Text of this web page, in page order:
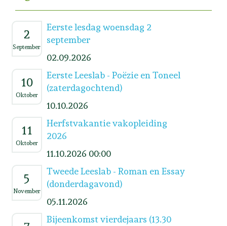
2
September
Eerste lesdag woensdag 2
september
02.09.2026
10
Oktober
Eerste Leeslab - Poëzie en Toneel
(zaterdagochtend)
10.10.2026
11
Oktober
Herfstvakantie vakopleiding
2026
11.10.2026 00:00
5
November
Tweede Leeslab - Roman en Essay
(donderdagavond)
05.11.2026
Bijeenkomst vierdejaars (13.30